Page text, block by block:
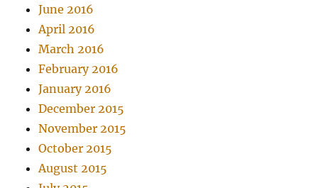
June 2016
April 2016
March 2016
February 2016
January 2016
December 2015
November 2015
October 2015
August 2015